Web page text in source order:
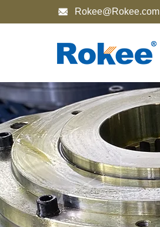
Rokee@Rokee.com